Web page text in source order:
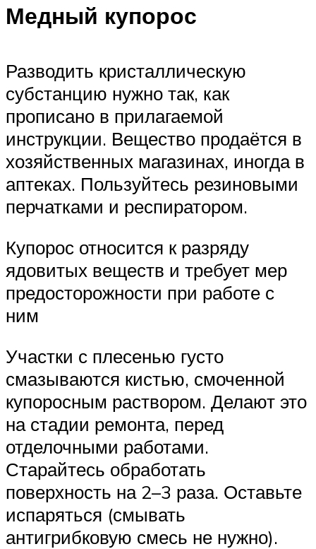
Медный купорос
Разводить кристаллическую
субстанцию нужно так, как
прописано в прилагаемой
инструкции. Вещество продаётся в
хозяйственных магазинах, иногда в
аптеках. Пользуйтесь резиновыми
перчатками и респиратором.
Купорос относится к разряду
ядовитых веществ и требует мер
предосторожности при работе с
ним
Участки с плесенью густо
смазываются кистью, смоченной
купоросным раствором. Делают это
на стадии ремонта, перед
отделочными работами.
Старайтесь обработать
поверхность на 2–3 раза. Оставьте
испаряться (смывать
антигрибковую смесь не нужно).